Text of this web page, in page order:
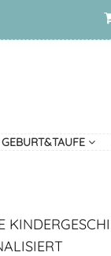
GEBURT&TAUFE